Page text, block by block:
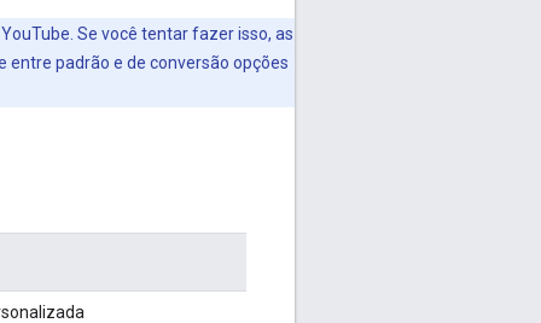
Se você tentar fazer isso, as
entre padrão e de conversão opções